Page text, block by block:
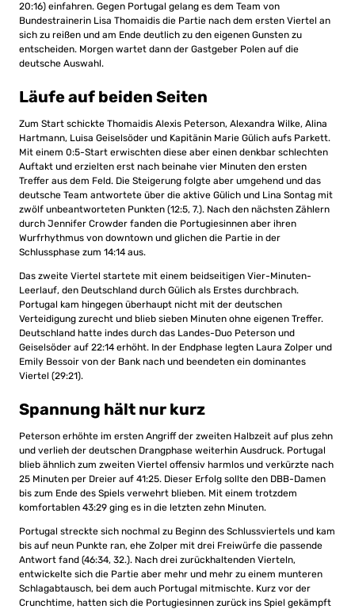
20:16) einfahren. Gegen Portugal gelang es dem Team von
Bundestrainerin Lisa Thomaidis die Partie nach dem ersten Viertel an
sich zu reißen und am Ende deutlich zu den eigenen Gunsten zu
entscheiden. Morgen wartet dann der Gastgeber Polen auf die
deutsche Auswahl.
Läufe auf beiden Seiten
Zum Start schickte Thomaidis Alexis Peterson, Alexandra Wilke, Alina
Hartmann, Luisa Geiselsöder und Kapitänin Marie Gülich aufs Parkett.
Mit einem 0:5-Start erwischten diese aber einen denkbar schlechten
Auftakt und erzielten erst nach beinahe vier Minuten den ersten
Treffer aus dem Feld. Die Steigerung folgte aber umgehend und das
deutsche Team antwortete über die aktive Gülich und Lina Sontag mit
zwölf unbeantworteten Punkten (12:5, 7.). Nach den nächsten Zählern
durch Jennifer Crowder fanden die Portugiesinnen aber ihren
Wurfrhythmus von downtown und glichen die Partie in der
Schlussphase zum 14:14 aus.
Das zweite Viertel startete mit einem beidseitigen Vier-Minuten-
Leerlauf, den Deutschland durch Gülich als Erstes durchbrach.
Portugal kam hingegen überhaupt nicht mit der deutschen
Verteidigung zurecht und blieb sieben Minuten ohne eigenen Treffer.
Deutschland hatte indes durch das Landes-Duo Peterson und
Geiselsöder auf 22:14 erhöht. In der Endphase legten Laura Zolper und
Emily Bessoir von der Bank nach und beendeten ein dominantes
Viertel (29:21).
Spannung hält nur kurz
Peterson erhöhte im ersten Angriff der zweiten Halbzeit auf plus zehn
und verlieh der deutschen Drangphase weiterhin Ausdruck. Portugal
blieb ähnlich zum zweiten Viertel offensiv harmlos und verkürzte nach
25 Minuten per Dreier auf 41:25. Dieser Erfolg sollte den DBB-Damen
bis zum Ende des Spiels verwehrt blieben. Mit einem trotzdem
komfortablen 43:29 ging es in die letzten zehn Minuten.
Portugal streckte sich nochmal zu Beginn des Schlussviertels und kam
bis auf neun Punkte ran, ehe Zolper mit drei Freiwürfe die passende
Antwort fand (46:34, 32.). Nach drei zurückhaltenden Vierteln,
entwickelte sich die Partie aber mehr und mehr zu einem munteren
Schlagabtausch, bei dem auch Portugal mitmischte. Kurz vor der
Crunchtime, hatten sich die Portugiesinnen zurück ins Spiel gekämpft